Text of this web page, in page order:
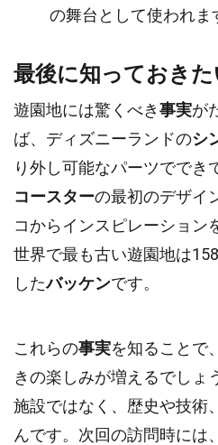
の舞台として使われま
最後に知っておきた
遊園地には驚くべき事実が
ば、ディズニーランドのシ
り外し可能なパーツででき
コースターの最初のデザイ
コからインスピレーション
世界で最も古い遊園地は
したバッケンです。
これらの事実を知ることで
きの楽しみが増えるでしょ
施設ではなく、歴史や技術
んです。次回の訪問時には